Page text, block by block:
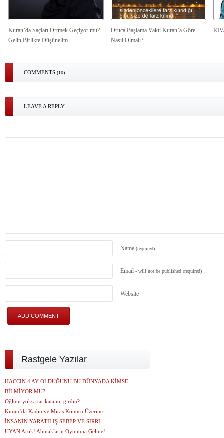
Kuran’da Saçları Örtmek Geçiyor mu?
Gelin Birlikte Düşünelim
Oruca Başlama Vakti Kuran’a Göre
Nasıl Olmalı?
COMMENTS (10)
LEAVE A REPLY
Name (required)
Email - will not be published (required)
Website
Rastgele Yazılar
HACCIN 4 AY OLDUĞUNU BU DÜNYADA KİMSE
BİLMİYOR MU?
Oğlum yoksa tarikata mı girdin?
Kuran’da Kadın ve Miras Konusu Üzerine
İNSANIN YARATILIŞ SEBEP VE SIRRI
UYAN Artık! Ahmakların Oyununa Gelme!..